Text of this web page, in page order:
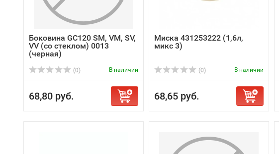
Боковина GС120 SM, VM, SV,
VV (со стеклом) 0013
(черная)
(0) В наличии
68,80 руб.
Миска 431253222 (1,6л,
микс 3)
(0) В наличии
68,65 руб.